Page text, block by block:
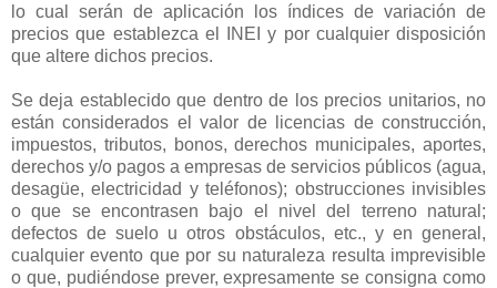
lo cual serán de aplicación los índices de variación de
precios que establezca el INEI y por cualquier disposición
que altere dichos precios.
Se deja establecido que dentro de los precios unitarios, no
están considerados el valor de licencias de construcción,
impuestos, tributos, bonos, derechos municipales, aportes,
derechos y/o pagos a empresas de servicios públicos (agua,
desagüe, electricidad y teléfonos); obstrucciones invisibles
o que se encontrasen bajo el nivel del terreno natural;
defectos de suelo u otros obstáculos, etc., y en general,
cualquier evento que por su naturaleza resulta imprevisible
o que, pudiéndose prever, expresamente se consigna como